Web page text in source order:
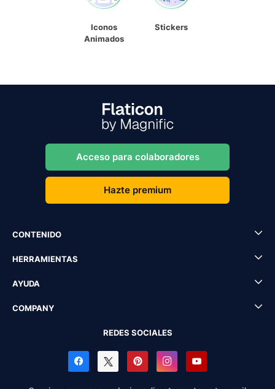
Iconos
Animados
Stickers
Acceso para colaboradores
Hazte premium
CONTENIDO
HERRAMIENTAS
AYUDA
COMPANY
REDES SOCIALES